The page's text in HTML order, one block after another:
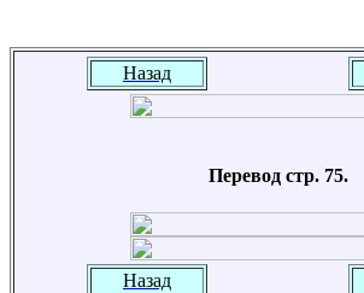
Назад
Перевод стр. 75.
Назад